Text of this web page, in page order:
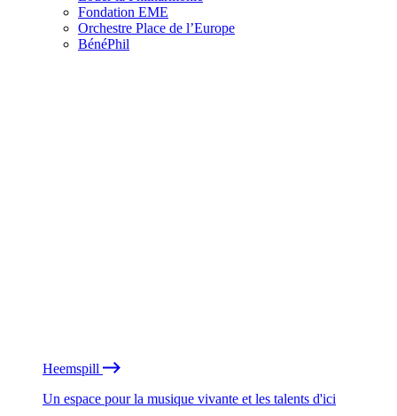
Fondation EME
Orchestre Place de l’Europe
BénéPhil
Heemspill
Un espace pour la musique vivante et les talents d'ici